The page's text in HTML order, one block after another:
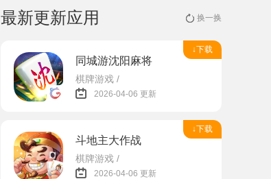
最新更新应用 换一换
↓下载
同城游沈阳麻将
棋牌游戏 /
2026-04-06 更新
↓下载
斗地主大作战
棋牌游戏 /
2026-04-06 更新